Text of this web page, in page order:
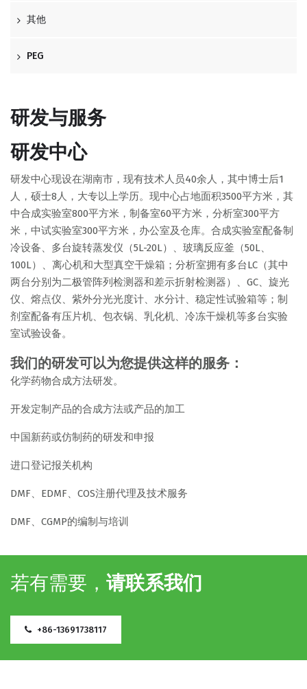
其他
PEG
研发与服务
研发中心
研发中心现设在湖南市，现有技术人员40余人，其中博士后1
人，硕士8人，大专以上学历。现中心占地面积3500平方米，其
中合成实验室800平方米，制备室60平方米，分析室300平方
米，中试实验室300平方米，办公室及仓库。合成实验室配备制
冷设备、多台旋转蒸发仪（5L-20L）、玻璃反应釜（50L、
100L）、离心机和大型真空干燥箱；分析室拥有多台LC（其中
两台分别为二极管阵列检测器和差示折射检测器）、GC、旋光
仪、熔点仪、紫外分光光度计、水分计、稳定性试验箱等；制
剂室配备有压片机、包衣锅、乳化机、冷冻干燥机等多台实验
室试验设备。
我们的研发可以为您提供这样的服务：
化学药物合成方法研发。
开发定制产品的合成方法或产品的加工
中国新药或仿制药的研发和申报
进口登记报关机构
DMF、EDMF、COS注册代理及技术服务
DMF、CGMP的编制与培训
若有需要， 请联系我们
+86-13691738117